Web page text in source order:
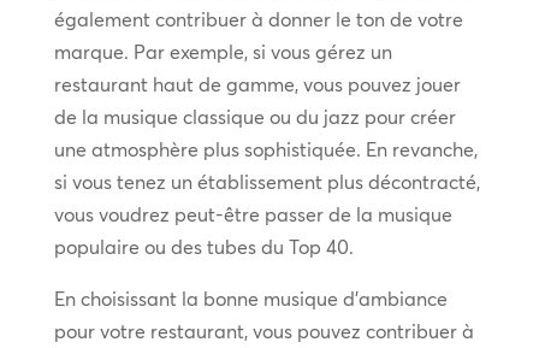
également contribuer à donner le ton de votre
marque. Par exemple, si vous gérez un
restaurant haut de gamme, vous pouvez jouer
de la musique classique ou du jazz pour créer
une atmosphère plus sophistiquée. En revanche,
si vous tenez un établissement plus décontracté,
vous voudrez peut-être passer de la musique
populaire ou des tubes du Top 40.
En choisissant la bonne musique d’ambiance
pour votre restaurant, vous pouvez contribuer à